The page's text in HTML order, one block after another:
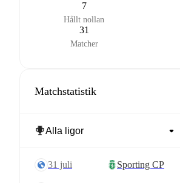
7
Hållt nollan
31
Matcher
Matchstatistik
31 juli Sporting CP